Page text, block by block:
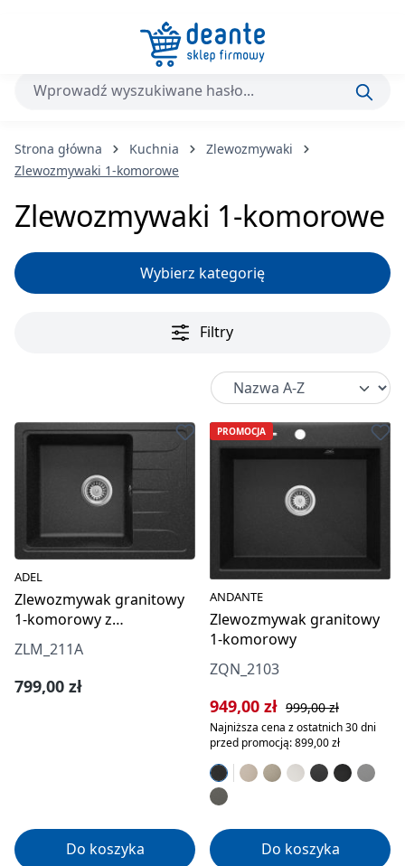
Przejdź do głównej zawartości
Strona główna Kuchnia
Zlewozmywaki
Zlewozmywaki 1-komorowe
Zlewozmywaki 1-komorowe
Wybierz kategorię
Filtry
ADEL
Zlewozmywak granitowy
1-komorowy z
ociekaczem
ZLM_211A
Cena regularna:
799,00 zł
Do koszyka
PROMOCJA
ANDANTE
Zlewozmywak granitowy
1-komorowy
ZQN_2103
Cena sprzedaży:
949,00 zł Cena regularna:
999,00 zł
Najniższa cena z ostatnich 30 dni
przed promocją: 899,00 zł
Do koszyka